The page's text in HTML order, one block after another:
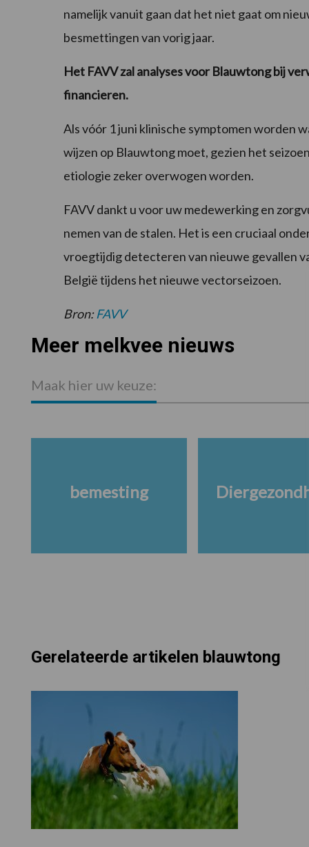
namelijk vanuit gaan dat het niet gaat om
besmettingen van vorig jaar.
Het FAVV zal analyses voor Blauwtong bij
financieren.
Als vóór 1 juni klinische symptomen worden
wijzen op Blauwtong moet, gezien het
etiologie zeker overwogen worden.
FAVV dankt u voor uw medewerking en
nemen van de stalen. Het is een cruciaal
vroegtijdig detecteren van nieuwe gevallen
België tijdens het nieuwe vectorseizoen.
Bron:FAVV
Meer melkvee nieuws
Maak hier uw keuze:
bemesting
Gerelateerde artikelen blauwtong